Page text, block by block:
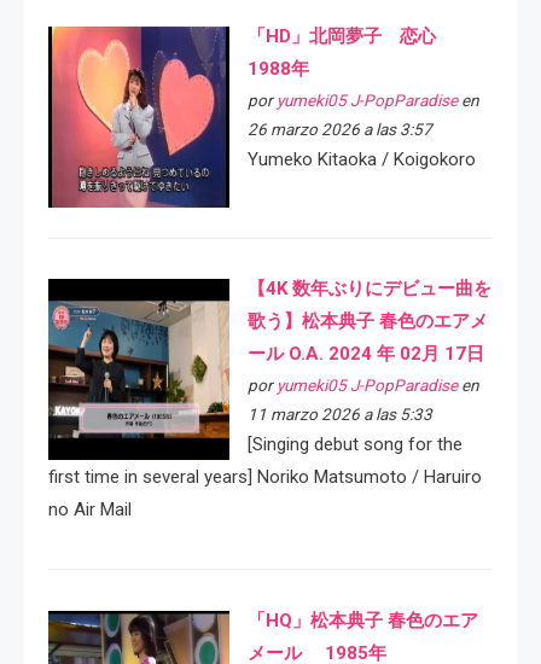
「HD」北岡夢子 恋心
1988年
por yumeki05 J-PopParadiseen
26 marzo 2026 a las 3:57
Yumeko Kitaoka / Koigokoro
【4K 数年ぶりにデビュー曲を
歌う】松本典子 春色のエアメ
ール O.A. 2024 年 02月 17日
por yumeki05 J-PopParadiseen
11 marzo 2026 a las 5:33
[Singing debut song for the
first time in several years] Noriko Matsumoto / Haruiro
no Air Mail
「HQ」松本典子 春色のエア
メール 1985年